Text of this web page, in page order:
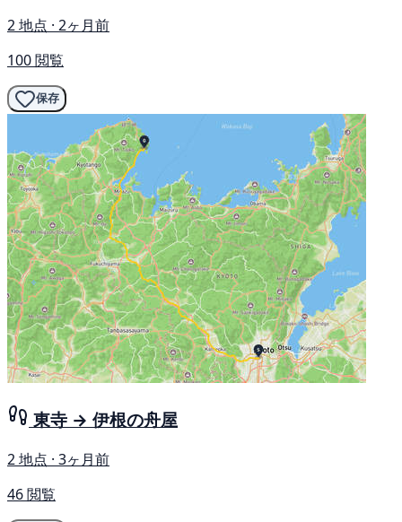
2 地点 · 2ヶ月前
100 閲覧
保存
東寺 → 伊根の舟屋
2 地点 · 3ヶ月前
46 閲覧